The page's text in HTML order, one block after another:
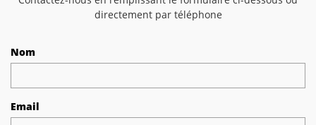
directement par téléphone
Nom
Email